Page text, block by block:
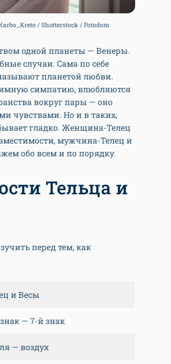
/ Shutterstock / Fotodom
одной планеты — Венеры.
случаи. Сама по себе
планетой любви.
симпатию, влюбляются
вокруг пары — оно
чувствами. Но и в таких,
гладко. Женщина-Телец
мужчина-Телец и
обо всем и по порядку.
Тельца и
перед тем, как
и Весы
— 7-й знак
— воздух